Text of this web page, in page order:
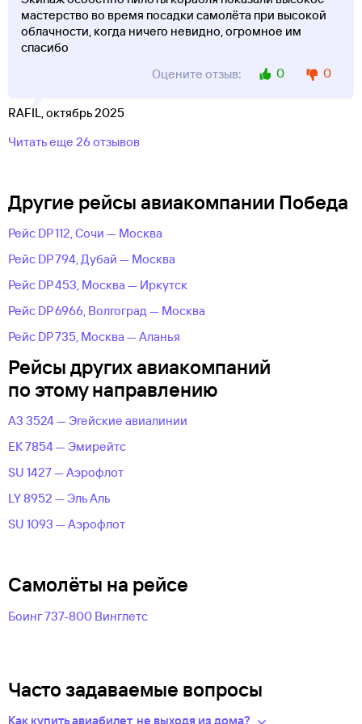
мастерство во время посадки самолёта при высокой
облачности, когда ничего невидно, огромное им
спасибо
Оцените отзыв:
0 0
RAFIL, октябрь 2025
Читать еще 26 отзывов
Другие рейсы авиакомпании Победа
Рейс DP 112, Сочи — Москва
Рейс DP 794, Дубай — Москва
Рейс DP 453, Москва — Иркутск
Рейс DP 6966, Волгоград — Москва
Рейс DP 735, Москва — Аланья
Рейсы других авиакомпаний
по этому направлению
A3 3524 — Эгейские авиалинии
EK 7854 — Эмирейтс
SU 1427 — Аэрофлот
LY 8952 — Эль Аль
SU 1093 — Аэрофлот
Самолёты на рейсе
Боинг 737-800 Винглетс
Часто задаваемые вопросы
Как купить авиабилет, не выходя из дома?